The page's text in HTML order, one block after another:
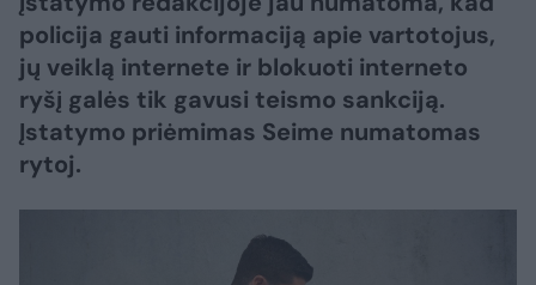
policija gauti informaciją apie vartotojus,
jų veiklą internete ir blokuoti interneto
ryšį galės tik gavusi teismo sankciją.
Įstatymo priėmimas Seime numatomas
rytoj.